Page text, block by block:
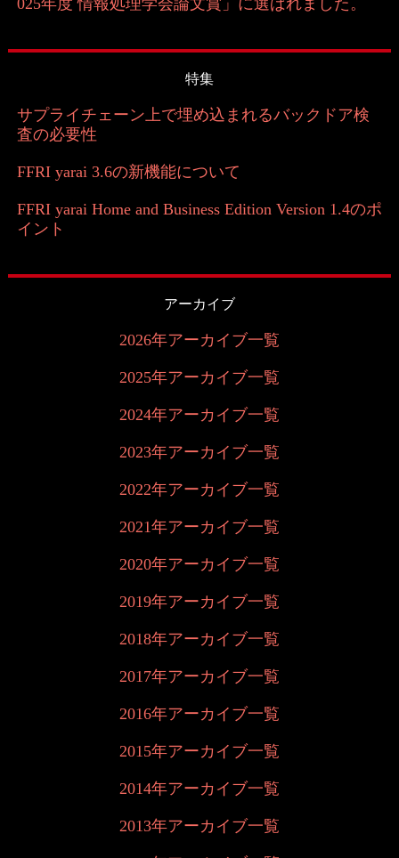
特集
サプライチェーン上で埋め込まれるバックドア検
査の必要性
FFRI yarai 3.6の新機能について
FFRI yarai Home and Business Edition Version 1.4のポ
イント
アーカイブ
2026年アーカイブ一覧
2025年アーカイブ一覧
2024年アーカイブ一覧
2023年アーカイブ一覧
2022年アーカイブ一覧
2021年アーカイブ一覧
2020年アーカイブ一覧
2019年アーカイブ一覧
2018年アーカイブ一覧
2017年アーカイブ一覧
2016年アーカイブ一覧
2015年アーカイブ一覧
2014年アーカイブ一覧
2013年アーカイブ一覧